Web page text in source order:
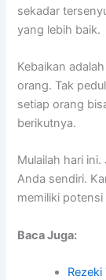
sekadar
yang lebih baik.
Kebaikan
orang. Tak
setiap orang
berikutnya.
Mulailah hari
Anda sendiri.
memiliki
Baca Juga: